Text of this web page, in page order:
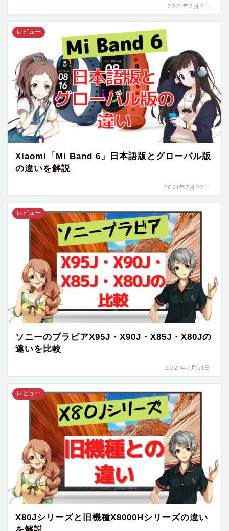
2021年8月2日
レビュー
Xiaomi「Mi Band 6」日本語版とグローバル版
の違いを解説
2021年7月22日
レビュー
ソニーのブラビアX95J・X90J・X85J・X80Jの
違いを比較
2021年7月21日
レビュー
X80Jシリーズと旧機種X8000Hシリーズの違い